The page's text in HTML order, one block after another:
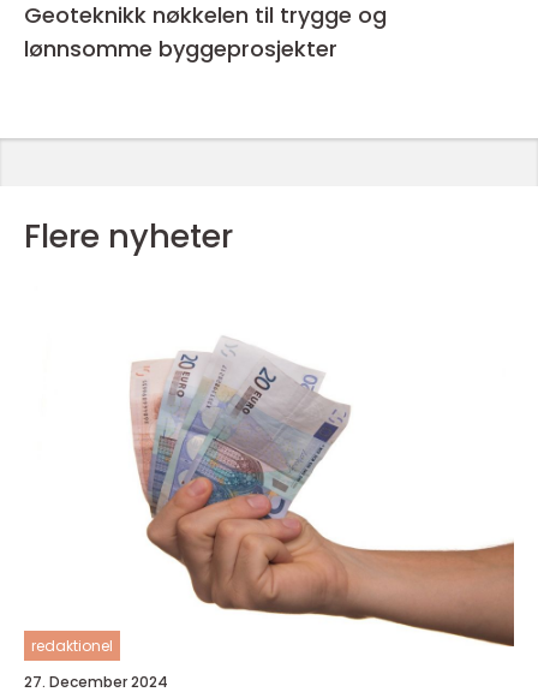
Geoteknikk nøkkelen til trygge og
lønnsomme byggeprosjekter
Flere nyheter
redaktionel
27. December 2024